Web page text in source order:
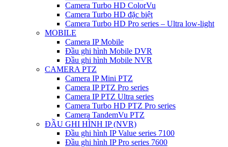
Camera Turbo HD ColorVu
Camera Turbo HD đặc biệt
Camera Turbo HD Pro series – Ultra low-light
MOBILE
Camera IP Mobile
Đầu ghi hình Mobile DVR
Đầu ghi hình Mobile NVR
CAMERA PTZ
Camera IP Mini PTZ
Camera IP PTZ Pro series
Camera IP PTZ Ultra series
Camera Turbo HD PTZ Pro series
Camera TandemVu PTZ
ĐẦU GHI HÌNH IP (NVR)
Đầu ghi hình IP Value series 7100
Đầu ghi hình IP Pro series 7600